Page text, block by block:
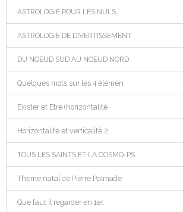
ASTROLOGIE POUR LES NULS
ASTROLOGIE DE DIVERTISSEMENT
DU NOEUD SUD AU NOEUD NORD
Quelques mots sur les 4 élémen
Exister et Etre (horizontalité
Horizontalité et verticalité 2
TOUS LES SAINTS ET LA COSMO-PS
Theme natal de Pierre Palmade
Que faut il regarder en 1er.